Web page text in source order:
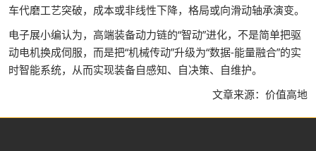
车代磨工艺突破，成本或非线性下降，格局或向滑动轴承演变。
电子展小编认为，高端装备动力链的“智动”进化，不是简单把驱
动电机换成伺服，而是把“机械传动”升级为“数据-能量融合”的实
时智能系统，从而实现装备自感知、自决策、自维护。
文章来源：价值高地